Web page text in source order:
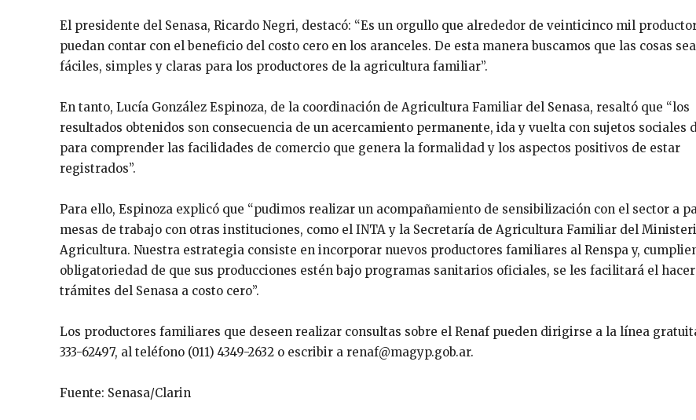
El presidente del Senasa, Ricardo Negri, destacó: “Es un orgullo que alrededor de veinticinco mil
puedan contar con el beneficio del costo cero en los aranceles. De esta manera buscamos que las cosas
fáciles, simples y claras para los productores de la agricultura familiar”.
En tanto, Lucía González Espinoza, de la coordinación de Agricultura Familiar del Senasa, resaltó que “los
resultados obtenidos son consecuencia de un acercamiento permanente, ida y vuelta con sujetos sociales
para comprender las facilidades de comercio que genera la formalidad y los aspectos positivos de estar
registrados”.
Para ello, Espinoza explicó que “pudimos realizar un acompañamiento de sensibilización con el sector a
mesas de trabajo con otras instituciones, como el INTA y la Secretaría de Agricultura Familiar del
Agricultura. Nuestra estrategia consiste en incorporar nuevos productores familiares al Renspa y,
obligatoriedad de que sus producciones estén bajo programas sanitarios oficiales, se les facilitará el
trámites del Senasa a costo cero”.
Los productores familiares que deseen realizar consultas sobre el Renaf pueden dirigirse a la línea
333-62497, al teléfono (011) 4349-2632 o escribir a renaf@magyp.gob.ar.
Fuente: Senasa/Clarin